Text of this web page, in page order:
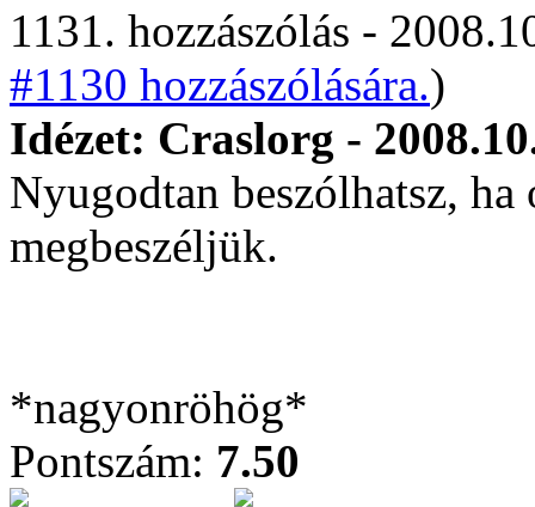
1131. hozzászólás -
#1130 hozzászólására.)
Idézet: Craslorg -
Nyugodtan beszólhatsz,
megbeszéljük.
*nagyonröhög*
Pontszám: 7.50